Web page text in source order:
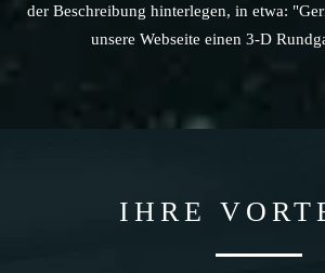
der Beschreibung hinterlegen, in etwa:
unsere Webseite einen 3-D
IHRE